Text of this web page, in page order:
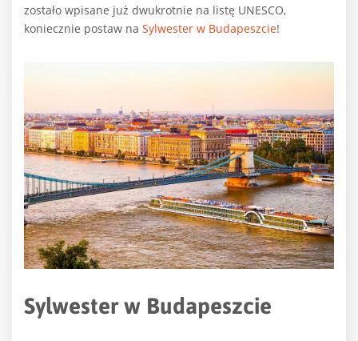
zostało wpisane już dwukrotnie na listę UNESCO,
koniecznie postaw na Sylwester w Budapeszcie!
Sylwester w Budapeszcie